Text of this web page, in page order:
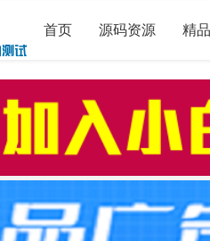
首页 源码资源 精